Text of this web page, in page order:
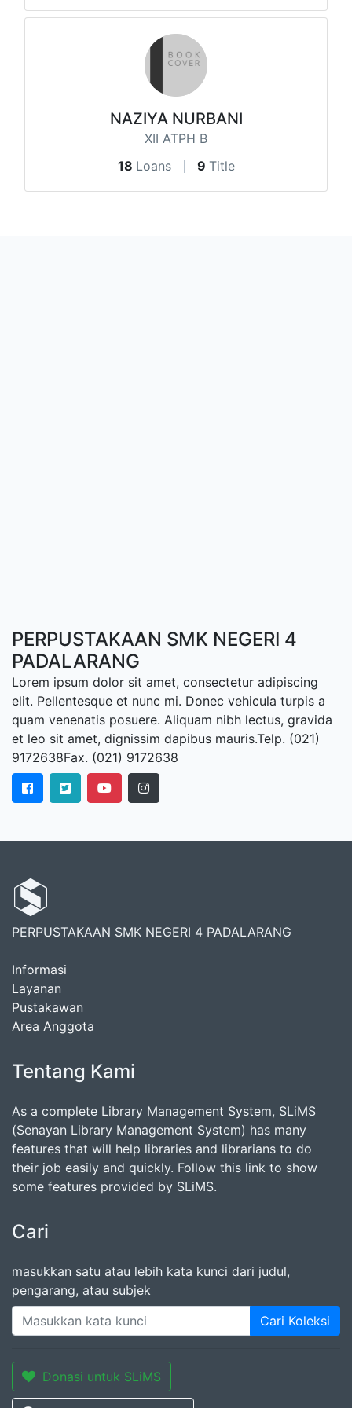
NAZIYA NURBANI
XII ATPH B
18 Loans 9 Title
PERPUSTAKAAN SMK NEGERI 4
PADALARANG
Lorem ipsum dolor sit amet, consectetur adipiscing
elit. Pellentesque et nunc mi. Donec vehicula turpis a
quam venenatis posuere. Aliquam nibh lectus, gravida
et leo sit amet, dignissim dapibus mauris.Telp. (021)
9172638Fax. (021) 9172638
PERPUSTAKAAN SMK NEGERI 4 PADALARANG
Informasi
Layanan
Pustakawan
Area Anggota
Tentang Kami
As a complete Library Management System, SLiMS
(Senayan Library Management System) has many
features that will help libraries and librarians to do
their job easily and quickly. Follow this link to show
some features provided by SLiMS.
Cari
masukkan satu atau lebih kata kunci dari judul,
pengarang, atau subjek
Cari Koleksi
Donasi untuk SLiMS